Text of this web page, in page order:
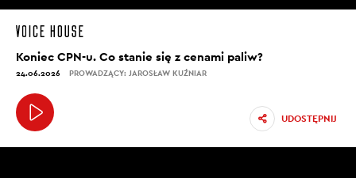
Koniec CPN-u. Co stanie się z cenami paliw?
24.06.2026 PROWADZĄCY: JAROSŁAW KUŹNIAR
UDOSTĘPNIJ